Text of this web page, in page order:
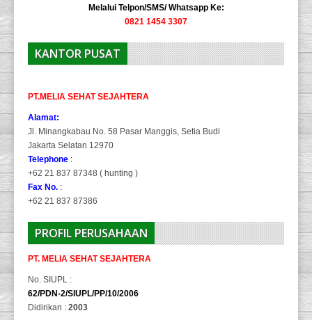
Melalui Telpon/SMS/ Whatsapp Ke:
0821 1454 3307
KANTOR PUSAT
PT.MELIA SEHAT SEJAHTERA
Alamat:
Jl. Minangkabau No. 58 Pasar Manggis, Setia Budi
Jakarta Selatan 12970
Telephone :
+62 21 837 87348 ( hunting )
Fax No. :
+62 21 837 87386
PROFIL PERUSAHAAN
PT. MELIA SEHAT SEJAHTERA
No. SIUPL :
62/PDN-2/SIUPL/PP/10/2006
Didirikan : 2003